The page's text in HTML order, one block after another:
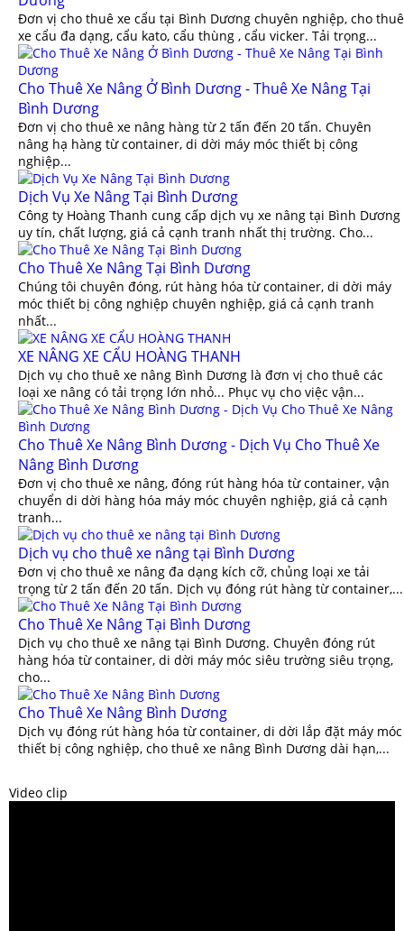
Đơn vị cho thuê xe cẩu tại Bình Dương chuyên nghiệp, cho thuê
xe cẩu đa dạng, cẩu kato, cẩu thùng , cẩu vicker. Tải trọng...
Cho Thuê Xe Nâng Ở Bình Dương - Thuê Xe Nâng Tại
Bình Dương
Đơn vị cho thuê xe nâng hàng từ 2 tấn đến 20 tấn. Chuyên
nâng hạ hàng từ container, di dời máy móc thiết bị công
nghiệp...
Dịch Vụ Xe Nâng Tại Bình Dương
Công ty Hoàng Thanh cung cấp dịch vụ xe nâng tại Bình Dương
uy tín, chất lượng, giá cả cạnh tranh nhất thị trường. Cho...
Cho Thuê Xe Nâng Tại Bình Dương
Chúng tôi chuyên đóng, rút hàng hóa từ container, di dời máy
móc thiết bị công nghiệp chuyên nghiệp, giá cả cạnh tranh
nhất...
XE NÂNG XE CẨU HOÀNG THANH
Dịch vụ cho thuê xe nâng Bình Dương là đơn vị cho thuê các
loại xe nâng có tải trọng lớn nhỏ... Phục vụ cho việc vận...
Cho Thuê Xe Nâng Bình Dương - Dịch Vụ Cho Thuê Xe
Nâng Bình Dương
Đơn vị cho thuê xe nâng, đóng rút hàng hóa từ container, vận
chuyển di dời hàng hóa máy móc chuyên nghiệp, giá cả cạnh
tranh...
Dịch vụ cho thuê xe nâng tại Bình Dương
Đơn vị cho thuê xe nâng đa dạng kích cỡ, chủng loại xe tải
trọng từ 2 tấn đến 20 tấn. Dịch vụ đóng rút hàng từ container,...
Cho Thuê Xe Nâng Tại Bình Dương
Dịch vụ cho thuê xe nâng tại Bình Dương. Chuyên đóng rút
hàng hóa từ container, di dời máy móc siêu trường siêu trọng,
cho...
Cho Thuê Xe Nâng Bình Dương
Dịch vụ đóng rút hàng hóa từ container, di dời lắp đặt máy móc
thiết bị công nghiệp, cho thuê xe nâng Bình Dương dài hạn,...
Video clip